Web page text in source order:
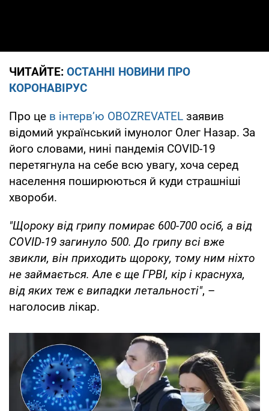
ЧИТАЙТЕ: ОСТАННІ НОВИНИ ПРО
КОРОНАВІРУС
Про це в інтерв’ю OBOZREVATEL заявив
відомий український імунолог Олег Назар. За
його словами, нині пандемія COVID-19
перетягнула на себе всю увагу, хоча серед
населення поширюються й куди страшніші
хвороби.
"Щороку від грипу помирає 600-700 осіб, а від
COVID-19 загинуло 500. До грипу всі вже
звикли, він приходить щороку, тому ним ніхто
не займається. Але є ще ГРВІ, кір і краснуха,
від яких теж є випадки летальності", –
наголосив лікар.